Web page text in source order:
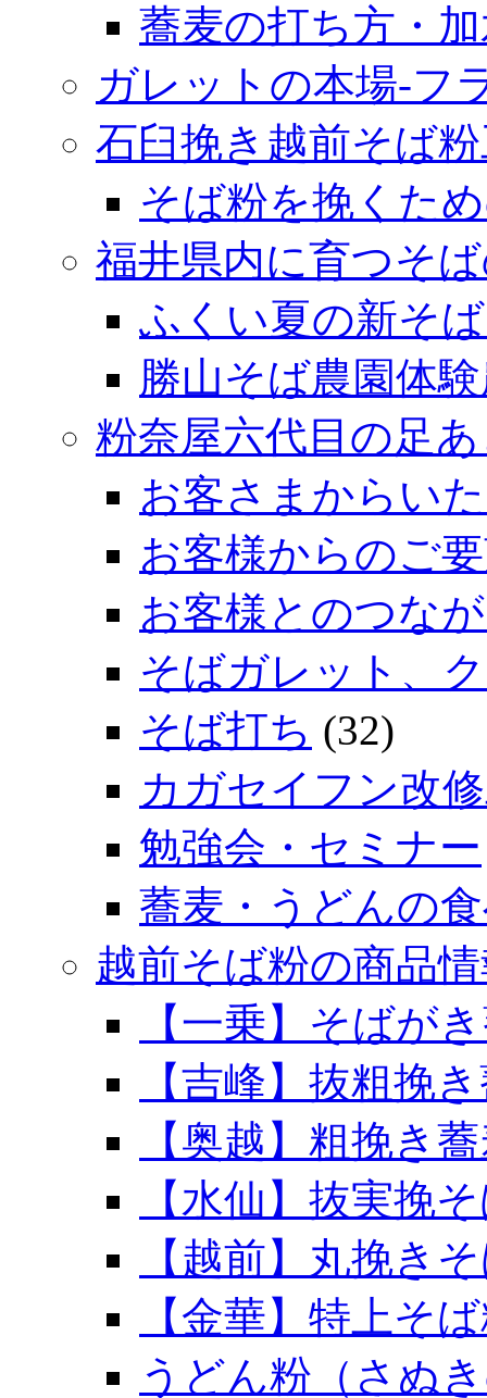
蕎麦の打ち方・
ガレットの本場‐フ
石臼挽き越前そば
そば粉を挽くた
福井県内に育つそ
ふくい夏の新そ
勝山そば農園体
粉奈屋六代目の足
お客さまからい
お客様からのご
お客様とのつな
そばガレット、
そば打ち (32)
カガセイフン改
勉強会・セミナー
蕎麦・うどんの
越前そば粉の商品
【一乗】そばが
【吉峰】抜粗挽
【奥越】粗挽き
【水仙】抜実挽
【越前】丸挽き
【金華】特上そ
うどん粉（さぬ